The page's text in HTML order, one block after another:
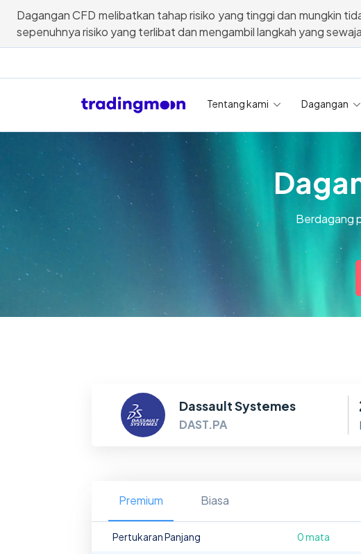
Dagangan CFD melibatkan tahap risiko yang tinggi dan mungkin
sepenuhnya risiko yang terlibat dan mengambil langkah yang
Tentang kami Dagangan
Berdagang
Dassault Systemes
DAST.PA
Premium Biasa
Pertukaran Panjang 0 mata